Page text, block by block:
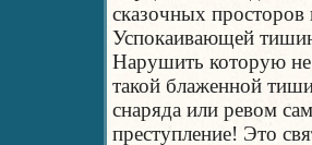
сказочных
Успокаивающей
Нарушить которую
такой блаженной
снаряда или ревом
преступление! Это